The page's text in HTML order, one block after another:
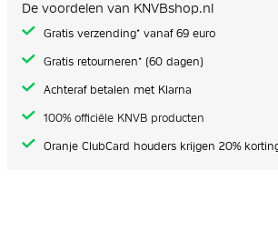
De voordelen van KNVBshop.nl
Gratis verzending* vanaf 69 euro
Gratis retourneren* (60 dagen)
Achteraf betalen met Klarna
100% officiële KNVB producten
Oranje ClubCard houders krijgen 20%